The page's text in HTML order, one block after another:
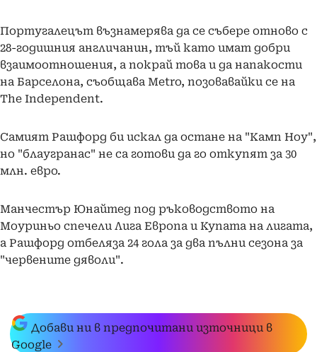
Португалецът възнамерява да се събере отново с
28-годишния англичанин, тъй като имат добри
взаимоотношения, а покрай това и да напакости
на Барселона, съобщава Metro, позовавайки се на
The Independent.
Самият Рашфорд би искал да остане на "Камп Ноу",
но "блаугранас" не са готови да го откупят за 30
млн. евро.
Манчестър Юнайтед под ръководството на
Моуриньо спечели Лига Европа и Купата на лигата,
а Рашфорд отбеляза 24 гола за два пълни сезона за
"червените дяволи".
Добави ни в предпочитани източници в
Google